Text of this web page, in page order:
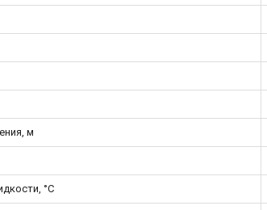
м
°С